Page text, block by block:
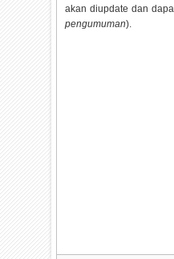
akan diupdate dan
pengumuman).